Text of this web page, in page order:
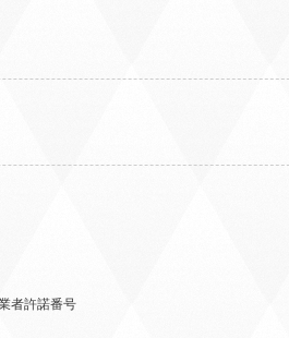
者許諾番号